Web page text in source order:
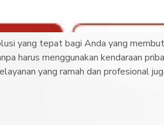
yang tepat bagi Anda yang
harus menggunakan kendaraan
yang ramah dan profesional